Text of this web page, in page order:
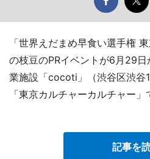
「世界えだまめ早食い選手権
の枝豆のPRイベントが6月29
業施設「cocoti」（渋谷区渋谷
「東京カルチャーカルチャー」
記事を